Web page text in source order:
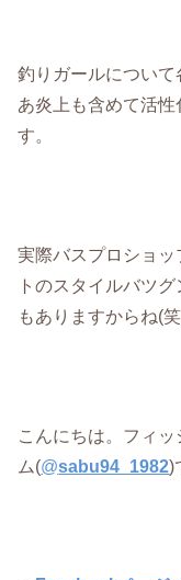
釣りガールについ
あ炎上も含めて活
す。
実際バスプロショ
トのスタイルバツ
もありますからね(
こんにちは。フィ
ム(@sabu94_1982)